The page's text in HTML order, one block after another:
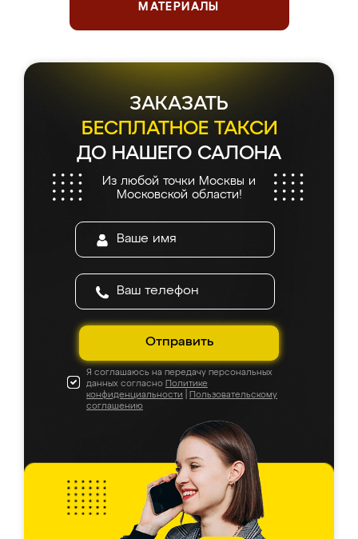
МАТЕРИАЛЫ
Держим планку
серьезнее, чем чемпионы
по фигурному катанию
5.0из 5
На основе944оценок
Оставить отзыв
6 августа 2026
Заказывала кухню в Ренессанс, осталась
очень довольна. Менеджер всё быстро
посчитала, на вопросы отвечала сразу.